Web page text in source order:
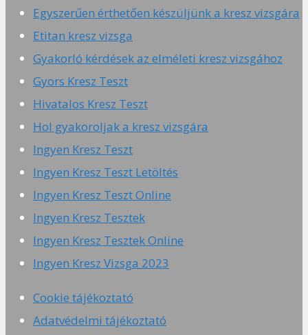
Egyszerűen érthetően készüljünk a kresz vizsgára
Etitan kresz vizsga
Gyakorló kérdések az elméleti kresz vizsgához
Gyors Kresz Teszt
Hivatalos Kresz Teszt
Hol gyakoroljak a kresz vizsgára
Ingyen Kresz Teszt
Ingyen Kresz Teszt Letöltés
Ingyen Kresz Teszt Online
Ingyen Kresz Tesztek
Ingyen Kresz Tesztek Online
Ingyen Kresz Vizsga 2023
Cookie tájékoztató
Adatvédelmi tájékoztató